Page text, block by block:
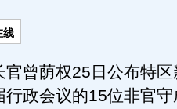
线
曾荫权25日公布特区
政会议的15位非官